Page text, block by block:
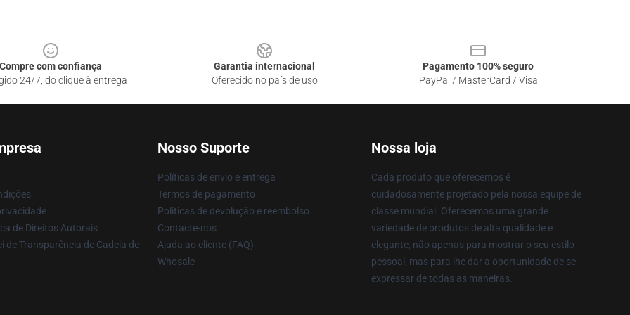
Compre com confiança
24/7, do clique à entrega
Garantia internacional
Oferecido no país de uso
Pagamento 100% seguro
PayPal / MasterCard / Visa
de Direitos Autorais
de Transparência de Cadeia de
Nosso Suporte
Políticas de envio e entrega
Termos de pagamento
Políticas de devolução e reembolso
Contacte-nos
Ajuda ao cliente (FAQ)
Whosale
Nossa loja
Cada produto que oferecemos é
cuidadosamente projetado pela nossa equipe de
classe mundial. Oferecemos uma grande
variedade de produtos de alta qualidade e
elegante, não apenas para mostrar o seu estilo
pessoal, mas para lhe dar a oportunidade de se
expressar de todas as maneiras.